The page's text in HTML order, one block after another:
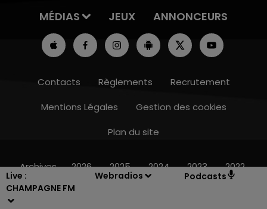
Live :
CHAMPAGNE FM
Webradios Podcasts
MÉDIAS
JEUX ANNONCEURS
Contacts Règlements
Recrutement
Mentions Légales
Gestion des cookies
Plan du site
Archives 2026 2025 2024 2023 2022